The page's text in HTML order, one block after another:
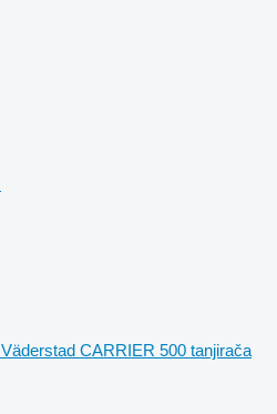
Väderstad CARRIER 500 tanjirača